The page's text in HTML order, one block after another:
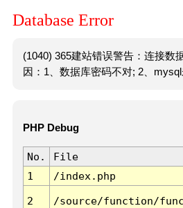
Database Error
(1040) 365建站错误警告：连接数
因：1、数据库密码不对; 2、mysql
PHP Debug
No. File
1
/index.php
2 /source/function/